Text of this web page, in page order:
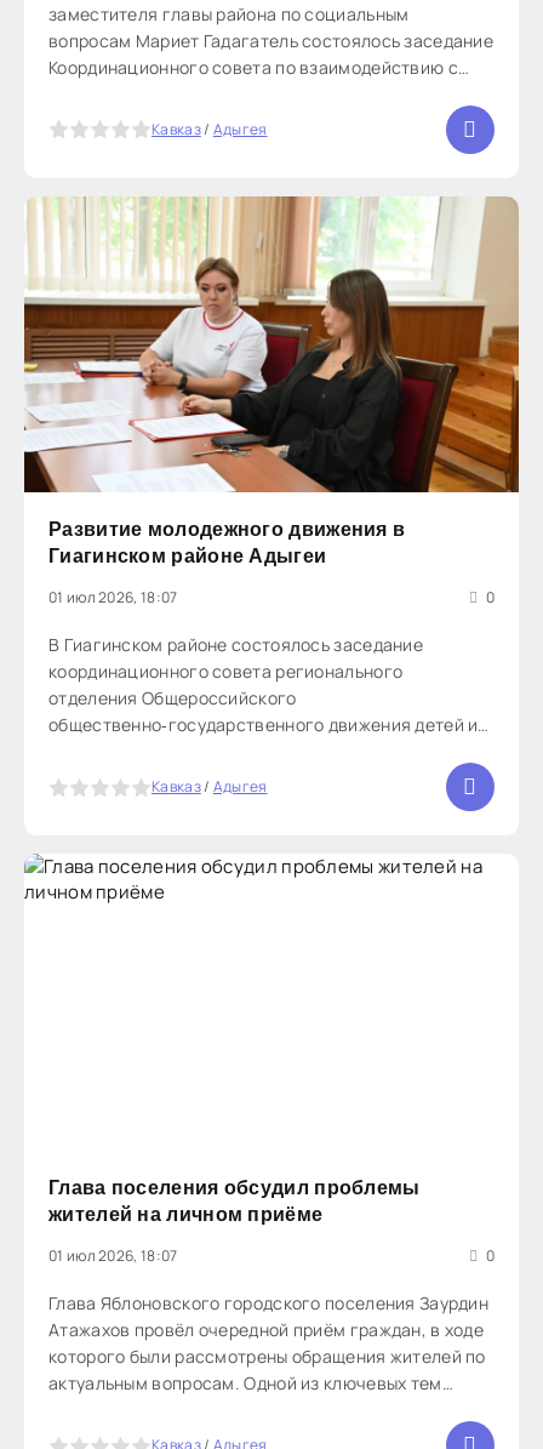
заместителя главы района по социальным
вопросам Мариет Гадагатель состоялось заседание
Координационного совета по взаимодействию с
было обсуждено планирование деятельности
Кавказ/ Адыгея
Развитие молодежного движения в
Гиагинском районе Адыгеи
01 июл 2026, 18:07
0
В Гиагинском районе состоялось заседание
координационного совета регионального
отделения Общероссийского
общественно‑государственного движения детей и
стояли ключевые вопросы развития движения на
местном уровне: - анализ текущей деятельности и
Кавказ/ Адыгея
Глава поселения обсудил проблемы
жителей на личном приёме
01 июл 2026, 18:07
0
Глава Яблоновского городского поселения Заурдин
Атажахов провёл очередной приём граждан, в ходе
которого были рассмотрены обращения жителей по
актуальным вопросам. Одной из ключевых тем
улице Гагарина. Жители выразили обеспокоенность,